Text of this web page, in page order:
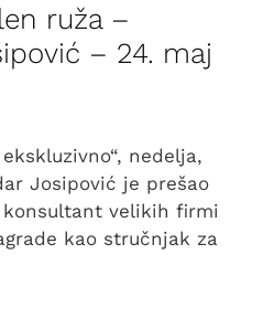
ruža –
– 24. maj
nedelja,
Josipović je prešao
velikih firmi
kao stručnjak za